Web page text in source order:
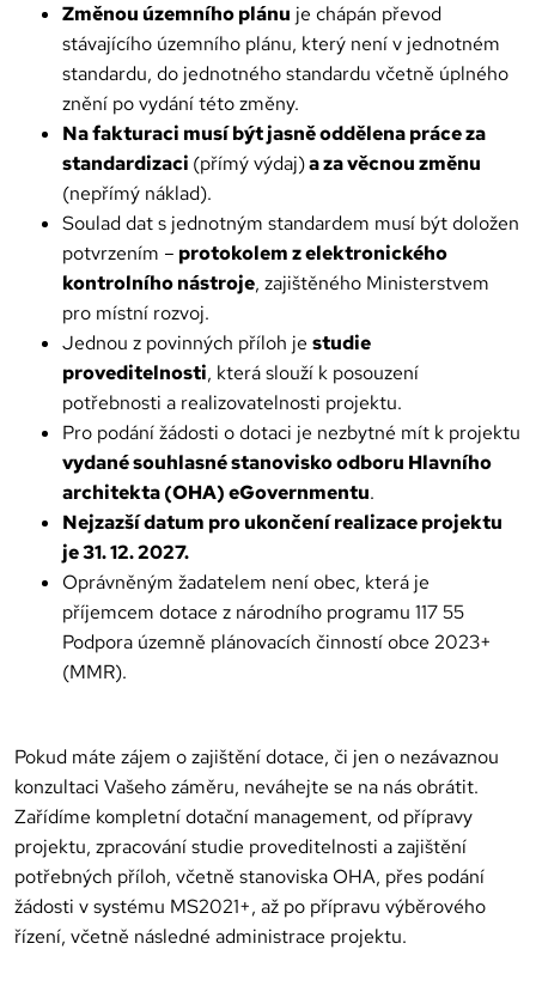
Změnou územního plánu je chápán převod
stávajícího územního plánu, který není v jednotném
standardu, do jednotného standardu včetně úplného
znění po vydání této změny.
Na fakturaci musí být jasně oddělena práce za
standardizaci (přímý výdaj)a za věcnou změnu
(nepřímý náklad).
Soulad dat s jednotným standardem musí být doložen
potvrzením – protokolem z elektronického
kontrolního nástroje, zajištěného Ministerstvem
pro místní rozvoj.
Jednou z povinných příloh je studie
proveditelnosti, která slouží k posouzení
potřebnosti a realizovatelnosti projektu.
Pro podání žádosti o dotaci je nezbytné mít k projektu
vydané souhlasné stanovisko odboru Hlavního
architekta (OHA) eGovernmentu.
Nejzazší datum pro ukončení realizace projektu
je 31. 12. 2027.
Oprávněným žadatelem není obec, která je
příjemcem dotace z národního programu 117 55
Podpora územně plánovacích činností obce 2023+
(MMR).
Pokud máte zájem o zajištění dotace, či jen o nezávaznou
konzultaci Vašeho záměru, neváhejte se na nás obrátit.
Zařídíme kompletní dotační management, od přípravy
projektu, zpracování studie proveditelnosti a zajištění
potřebných příloh, včetně stanoviska OHA, přes podání
žádosti v systému MS2021+, až po přípravu výběrového
řízení, včetně následné administrace projektu.